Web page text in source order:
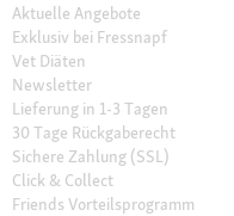
Aktuelle Angebote
Exklusiv bei Fressnapf
Vet Diäten
Newsletter
Lieferung in 1-3 Tagen
30 Tage Rückgaberecht
Sichere Zahlung (SSL)
Click & Collect
Friends Vorteilsprogramm